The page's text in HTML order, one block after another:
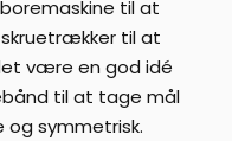
til at
skruetrækker til at
være en god idé
til at tage mål
og symmetrisk.